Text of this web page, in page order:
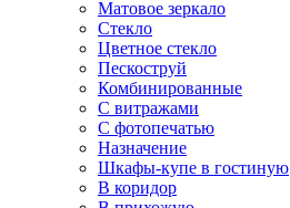
Матовое зеркало
Стекло
Цветное стекло
Пескоструй
Комбинированные
С витражами
С фотопечатью
Назначение
Шкафы-купе в гостиную
В коридор